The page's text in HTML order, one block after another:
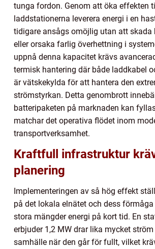
tunga fordon. Genom att öka effekten
laddstationerna leverera energi i en
tidigare ansågs omöjlig utan att skada
eller orsaka farlig överhettning i
uppnå denna kapacitet krävs
termisk hantering där både laddkabel
är vätskekylda för att hantera den
strömstyrkan. Detta genombrott
batteripaketen på marknaden kan
matchar det operativa flödet inom
transportverksamhet.
Kraftfull infrastruktur
planering
Implementeringen av så hög effekt
på det lokala elnätet och dess förmåga
stora mängder energi på kort tid. En
erbjuder 1,2 MW drar lika mycket
samhälle när den går för fullt, vilket